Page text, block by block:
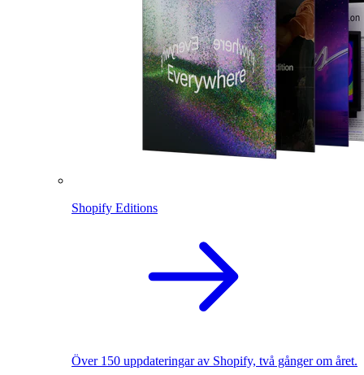
Shopify Editions
Över 150 uppdateringar av Shopify, två gånger om året.